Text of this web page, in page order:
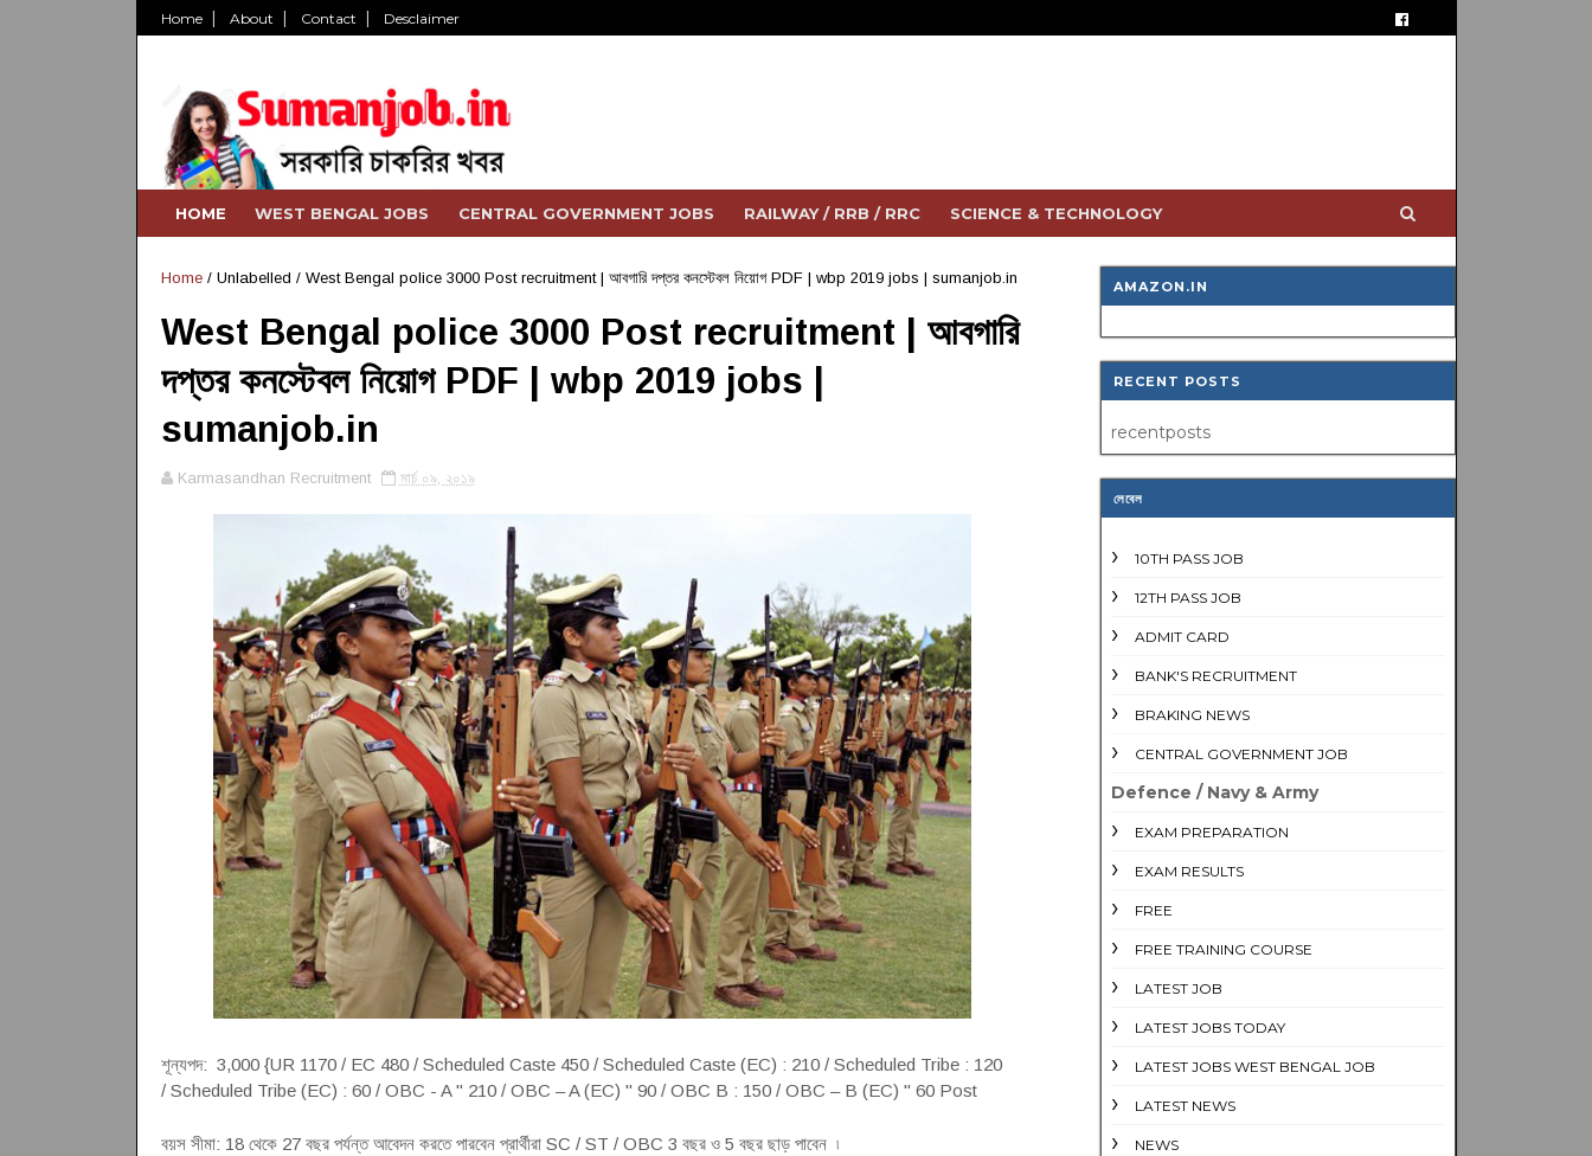
Home About Contact Desclaimer
HOME WEST BENGAL JOBS CENTRAL GOVERNMENT JOBS RAILWAY / RRB / RRC SCIENCE & TECHNOLOGY
Home/ Unlabelled / West Bengal police 3000 Post recruitment | আবগারি দপ্তর কনস্টেবল নিয়োগ PDF | wbp 2019 jobs | sumanjob.in
West Bengal police 3000 Post recruitment | আবগারি
দপ্তর কনস্টেবল নিয়োগ PDF | wbp 2019 jobs |
sumanjob.in
Karmasandhan Recruitment মার্চ ০৯, ২০১৯
শূন্যপদ: 3,000 {UR 1170 / EC 480 / Scheduled Caste 450 / Scheduled Caste (EC) : 210 / Scheduled Tribe : 120
/ Scheduled Tribe (EC) : 60 / OBC - A " 210 / OBC – A (EC) " 90 / OBC B : 150 / OBC – B (EC) " 60 Post
বয়স সীমা: 18 থেকে 27 বছর পর্যন্ত আবেদন করতে পারবেন প্রার্থীরা SC / ST / OBC 3 বছর ও 5 বছর ছাড় পাবেন ৷
AMAZON.IN
RECENT POSTS
recentposts
লেবেল
10TH PASS JOB
12TH PASS JOB
ADMIT CARD
BANK'S RECRUITMENT
BRAKING NEWS
CENTRAL GOVERNMENT JOB
Defence / Navy & Army
EXAM PREPARATION
EXAM RESULTS
FREE
FREE TRAINING COURSE
LATEST JOB
LATEST JOBS TODAY
LATEST JOBS WEST BENGAL JOB
LATEST NEWS
NEWS